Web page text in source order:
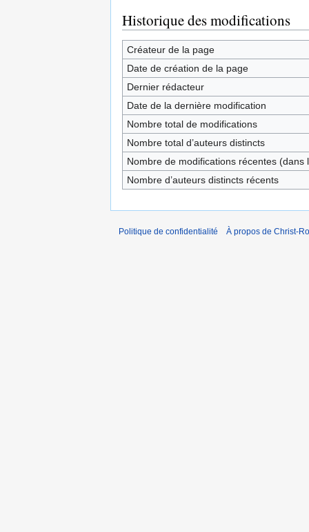
Historique des modifications
Créateur de la page
Date de création de la page
Dernier rédacteur
Date de la dernière modification
Nombre total de modifications
Nombre total d’auteurs distincts
Nombre de modifications récentes (dans
Nombre d’auteurs distincts récents
Politique de confidentialité À propos de Christ-